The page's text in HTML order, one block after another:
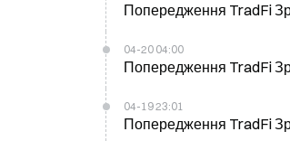
Попередження TradFi
04-20 04:00
Попередження TradFi
04-19 23:01
Попередження TradFi